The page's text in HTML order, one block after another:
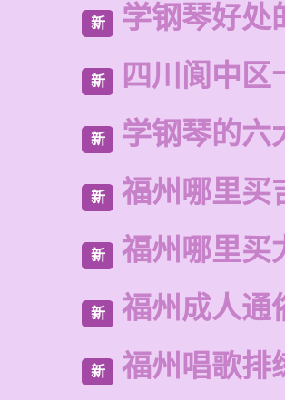
新 学钢琴好处
新 四川阆中区
新 学钢琴的六
新 福州哪里买
新 福州哪里买
新 福州成人通
新 福州唱歌排